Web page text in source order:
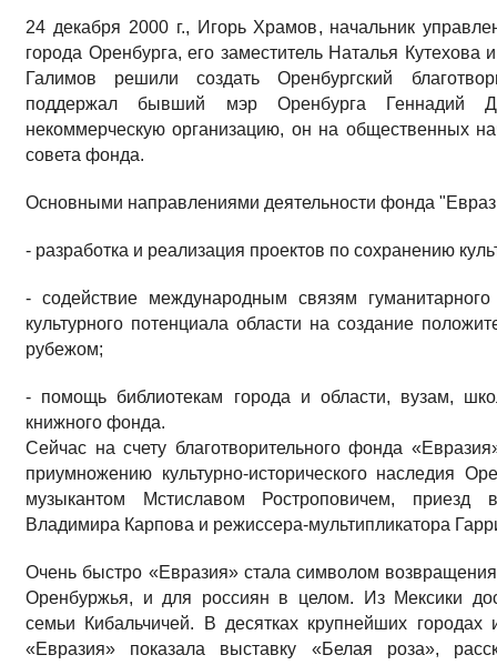
24 декабря 2000 г., Игорь Храмов, начальник
города Оренбурга, его заместитель Наталья Кутехова
Галимов решили создать Оренбургский
поддержал бывший мэр Оренбурга Геннадий
некоммерческую организацию, он на общественных
совета фонда.
Основными направлениями деятельности фонда
- разработка и реализация проектов по сохранению
- содействие международным связям
культурного потенциала области на создание
рубежом;
- помощь библиотекам города и области, вузам,
книжного фонда.
Сейчас на счету благотворительного фонда
приумножению культурно-исторического наследия
музыкантом Мстиславом Ростроповичем, приезд
Владимира Карпова и режиссера-мультипликатора
Очень быстро «Евразия» стала символом
Оренбуржья, и для россиян в целом. Из Мексики
семьи Кибальчичей. В десятках крупнейших
«Евразия» показала выставку «Белая роза»,